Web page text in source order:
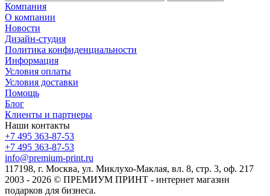
Компания
О компании
Новости
Дизайн-студия
Политика конфиденциальности
Информация
Условия оплаты
Условия доставки
Помощь
Блог
Клиенты и партнеры
Наши контакты
+7 495 363-87-53
+7 495 363-87-53
info@premium-print.ru
117198, г. Москва, ул. Миклухо-Маклая, вл. 8, стр. 3, оф. 217
2003 - 2026 © ПРЕМИУМ ПРИНТ - интернет магазин
подарков для бизнеса.